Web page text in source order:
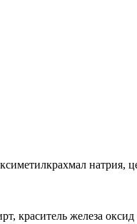
натрия,
краситель железа